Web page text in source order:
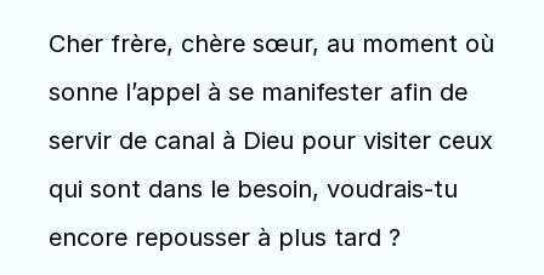
Cher frère, chère sœur, au moment où
sonne l’appel à se manifester afin de
servir de canal à Dieu pour visiter ceux
qui sont dans le besoin, voudrais-tu
encore repousser à plus tard ?